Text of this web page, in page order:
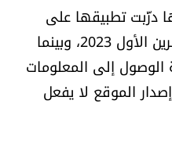
درَّبت تطبيقها على
مجموعة من البيانات حتى تشرين الأول 2023، وبينما
الوصول إلى المعلومات
الموقع لا يفعل